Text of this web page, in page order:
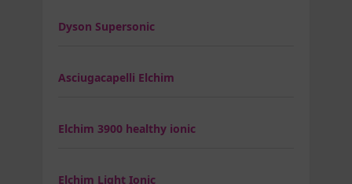
Dyson Supersonic
Asciugacapelli Elchim
Elchim 3900 healthy ionic
Elchim Light Ionic